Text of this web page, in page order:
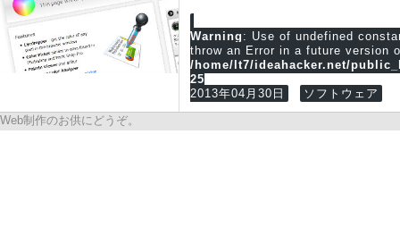
Warning : Use of undefined
throw an Error in a future version
/home/lt7/ideahacker.net/
25
2013年04月30日
ソフトウェア
Web制作のお供にどうぞ。